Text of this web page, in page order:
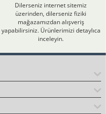
Dilerseniz internet sitemiz
üzerinden, dilerseniz fiziki
mağazamızdan alışveriş
yapabilirsiniz. Ürünlerimizi detaylıca
inceleyin.